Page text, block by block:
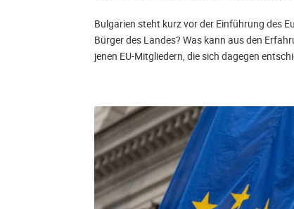
Bulgarien steht kurz vor der Einführung des
Bürger des Landes? Was kann aus den
jenen EU-Mitgliedern, die sich dagegen